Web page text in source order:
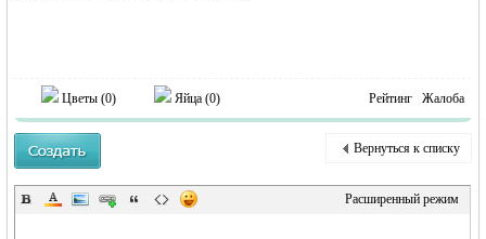
Цветы (0) Яйца (0) Рейтинг Жалоба
Вернуться к списку
Расширенный режим